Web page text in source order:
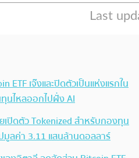
ETF เจ๊งและปิดตัวเป็นแห่งแรกใน
นไหลออกไปฝั่ง AI
เปิดตัว Tokenized สำหรับกองทุน
มูลค่า 3.11 แสนล้านดอลลาร์